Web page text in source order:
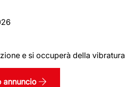
e si occuperà della
annuncio